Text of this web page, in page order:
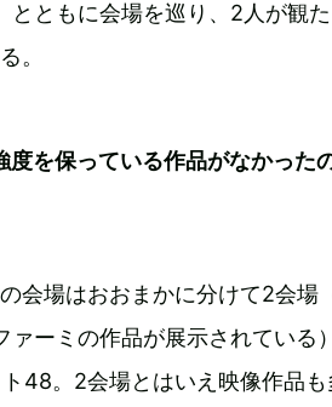
ともに会場を巡り、2人が観
。
を保っている作品がなかった
会場はおおまかに分けて2会場
ーミの作品が展示されている
48。2会場とはいえ映像作品も